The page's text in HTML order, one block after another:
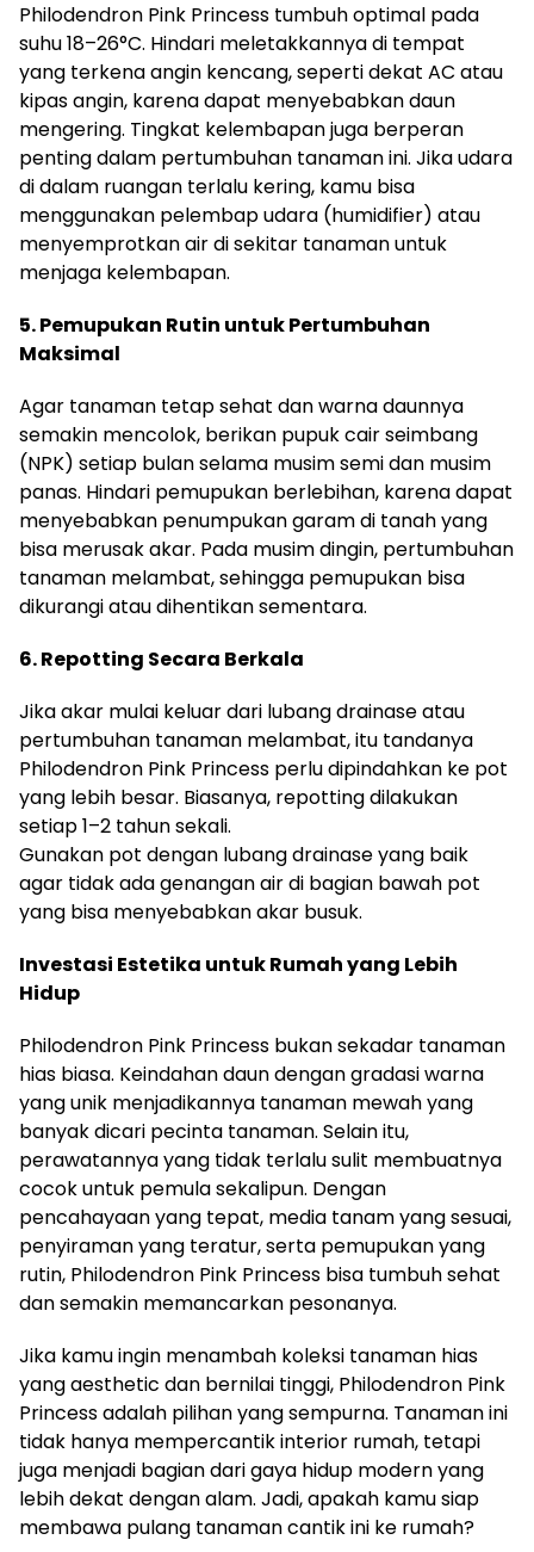
Philodendron Pink Princess tumbuh optimal pada
suhu 18–26°C. Hindari meletakkannya di tempat
yang terkena angin kencang, seperti dekat AC atau
kipas angin, karena dapat menyebabkan daun
mengering. Tingkat kelembapan juga berperan
penting dalam pertumbuhan tanaman ini. Jika udara
di dalam ruangan terlalu kering, kamu bisa
menggunakan pelembap udara (humidifier) atau
menyemprotkan air di sekitar tanaman untuk
menjaga kelembapan.
5. Pemupukan Rutin untuk Pertumbuhan
Maksimal
Agar tanaman tetap sehat dan warna daunnya
semakin mencolok, berikan pupuk cair seimbang
(NPK) setiap bulan selama musim semi dan musim
panas. Hindari pemupukan berlebihan, karena dapat
menyebabkan penumpukan garam di tanah yang
bisa merusak akar. Pada musim dingin, pertumbuhan
tanaman melambat, sehingga pemupukan bisa
dikurangi atau dihentikan sementara.
6. Repotting Secara Berkala
Jika akar mulai keluar dari lubang drainase atau
pertumbuhan tanaman melambat, itu tandanya
Philodendron Pink Princess perlu dipindahkan ke pot
yang lebih besar. Biasanya, repotting dilakukan
setiap 1–2 tahun sekali.
Gunakan pot dengan lubang drainase yang baik
agar tidak ada genangan air di bagian bawah pot
yang bisa menyebabkan akar busuk.
Investasi Estetika untuk Rumah yang Lebih
Hidup
Philodendron Pink Princess bukan sekadar tanaman
hias biasa. Keindahan daun dengan gradasi warna
yang unik menjadikannya tanaman mewah yang
banyak dicari pecinta tanaman. Selain itu,
perawatannya yang tidak terlalu sulit membuatnya
cocok untuk pemula sekalipun. Dengan
pencahayaan yang tepat, media tanam yang sesuai,
penyiraman yang teratur, serta pemupukan yang
rutin, Philodendron Pink Princess bisa tumbuh sehat
dan semakin memancarkan pesonanya.
Jika kamu ingin menambah koleksi tanaman hias
yang aesthetic dan bernilai tinggi, Philodendron Pink
Princess adalah pilihan yang sempurna. Tanaman ini
tidak hanya mempercantik interior rumah, tetapi
juga menjadi bagian dari gaya hidup modern yang
lebih dekat dengan alam. Jadi, apakah kamu siap
membawa pulang tanaman cantik ini ke rumah?